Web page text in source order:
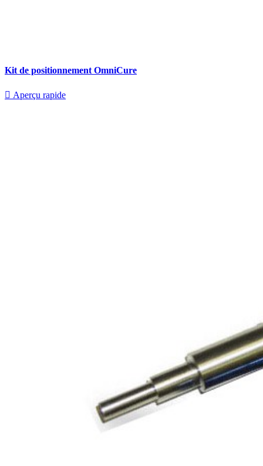
Kit de positionnement OmniCure
 Aperçu rapide